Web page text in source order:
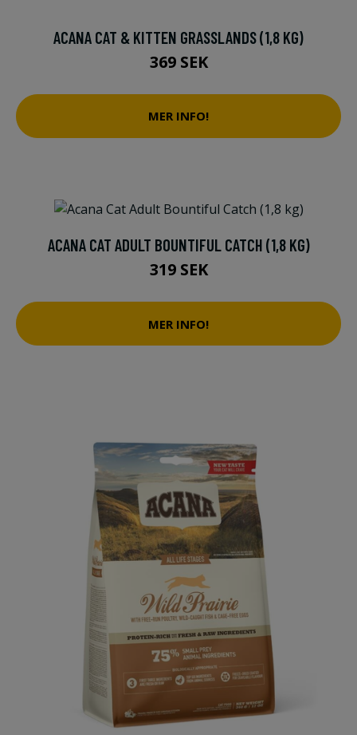
ACANA CAT & KITTEN GRASSLANDS (1,8 KG)
369 SEK
MER INFO!
ACANA CAT ADULT BOUNTIFUL CATCH (1,8 KG)
319 SEK
MER INFO!